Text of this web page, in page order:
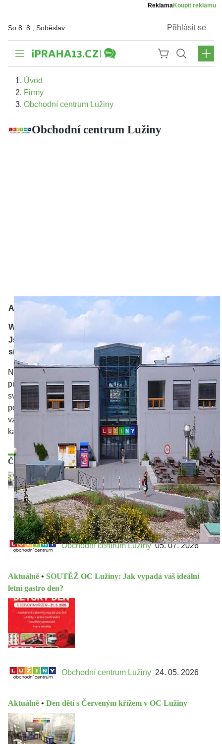
ReklamaKoupit reklamu
So 8. 8., Soběslav Přihlásit se
Úvod
Firmy
Obchodní centrum Lužiny
Obchodní centrum Lužiny
Adresa
Archeologická 2256/1, 155 00
Praha 5
Web:
Jsme na sociálních
sítích:
Nákupní centrum Lužiny vzniklo komplexní rekonstrukcí
původního prostoru sloužícího k prodeji a službám, které
svou kapacitou a trendem nevyhovovalo moderním
potřebám zákazníků. Ve vzdušné a prostorné budově
vznikly prostory k nákupům a nabídce služeb vhodných ke
každodenním potřebám zákazníků.
Články
Obchodní centrum Lužiny 05. 07. 2026
Aktuálně • SOUTĚŽ OC Lužiny: Jak vypadá váš ideální
letní gastro den?
Obchodní centrum Lužiny 24. 05. 2026
Aktuálně • Den dětí s Červeným křížem v OC Lužiny